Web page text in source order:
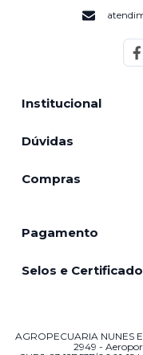
Institucional
Dúvidas
Compras
Pagamento
Selos e
AGROPECUARIA NUNES
2949 -